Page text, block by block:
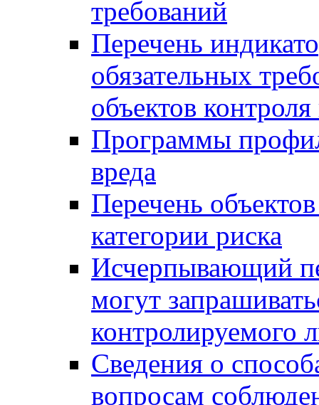
требований
Перечень
обязательных
объектов
Программы
вреда
Перечень
категории риска
Исчерпывающий
могут
контролируемого
Сведения о
вопросам